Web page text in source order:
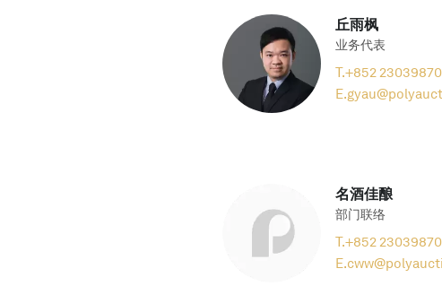
丘雨枫
业务代表
T.+852 23039870
E.
名酒佳酿
部门联络
T.+852 23039870
E.